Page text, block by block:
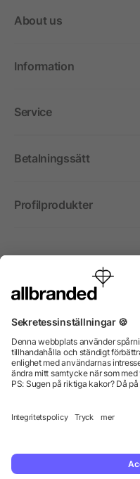
About us
Information
Service
Betalningssätt
Profilprodukter
enbart till företag,
© 2026